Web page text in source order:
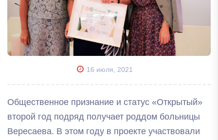
16 июля, 2021
Общественное признание и статус «Открытый»
второй год подряд получает роддом больницы
Вересаева. В этом году в проекте участвовали